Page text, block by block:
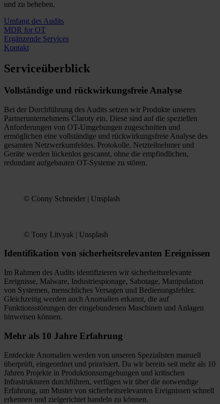
und zu beheben.
Umfang des Audits
MDR for OT
Ergänzende Services
Kontakt
Serviceüberblick
Vollständige und rückwirkungsfreie Analyse
Bei der Durchführung des Audits setzen wir Produkte unseres
Partnerunternehmens Claroty ein. Diese sind auf die speziellen
Anforderungen von OT-Umgebungen zugeschnitten und
ermöglichen eine vollständige und rückwirkungsfreie Analyse des
gesamten Netzwerkumfeldes. Protokolle, Netzteilnehmer und
Geräte werden lückenlos gescannt, ohne die empfindlichen,
redundant aufgebauten OT-Systeme zu stören.
© Conny Schneider | Unsplash
© Tony Litvyak | Unsplash
Identifikation von sicherheitsrelevanten Ereignissen
Im Rahmen des Audits identifizieren wir sicherheitsrelevante
Ereignisse, Malware, Industriespionage, Sabotage, Manipulation
von Systemen, menschliches Versagen und Bedienungsfehler.
Gleichzeitig werden auch Anomalien erkannt, die auf
Funktionsstörungen der eingebundenen Maschinen und Anlagen
hinweisen können.
Mehr als 10 Jahre Erfahrung
Entdeckte Anomalien werden von unseren Spezialisten manuell
überprüft, eingeordnet und priorisiert. Da wir bereits seit mehr als 10
Jahren Projekte in Produktionsumgebungen und kritischen
Infrastrukturen durchführen, verfügen wir über die notwendige
Erfahrung, um Muster von sicherheitsrelevanten Ereignissen schnell
erkennen und zielgerichtet handeln zu können.